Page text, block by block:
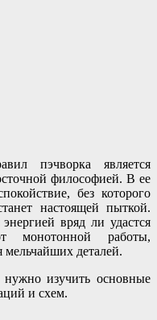
пэчворка является
философией. В ее
без которого
настоящей пыткой.
вряд ли удастся
монотонной работы,
мельчайших деталей.
изучить основные
и схем.